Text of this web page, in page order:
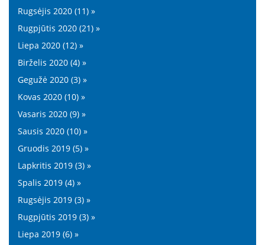
Rugsėjis 2020 (11) »
Rugpjūtis 2020 (21) »
Liepa 2020 (12) »
Birželis 2020 (4) »
Gegužė 2020 (3) »
Kovas 2020 (10) »
Vasaris 2020 (9) »
Sausis 2020 (10) »
Gruodis 2019 (5) »
Lapkritis 2019 (3) »
Spalis 2019 (4) »
Rugsėjis 2019 (3) »
Rugpjūtis 2019 (3) »
Liepa 2019 (6) »